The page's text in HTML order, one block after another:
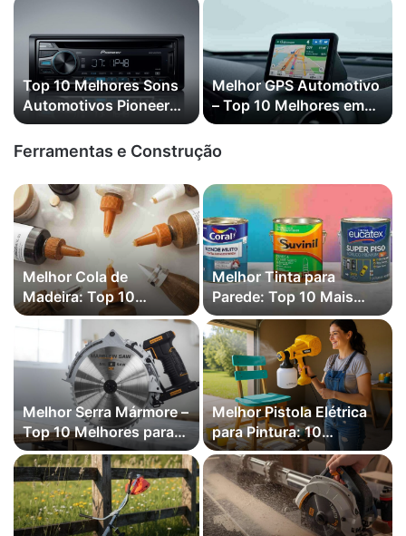
Top 10 Melhores Sons
Automotivos Pioneer
em 2026 (S218BT,
X7000BR e mais )
Melhor GPS Automotivo
– Top 10 Melhores em
2026
Ferramentas e Construção
Melhor Cola de
Madeira: Top 10
Melhores em 2026
Melhor Tinta para
Parede: Top 10 Mais
Vendidas em 2026
Melhor Serra Mármore –
Top 10 Melhores para
Comprar 2026
Melhor Pistola Elétrica
para Pintura: 10
Melhores em 2026
(Vonder, WAP e mais)